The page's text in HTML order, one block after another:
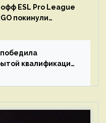
ESL Pro League
покинули
победила
квалификации
Европы